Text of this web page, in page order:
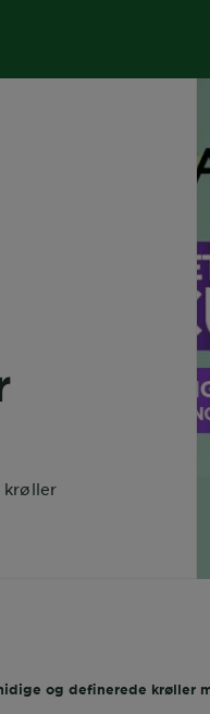
krøller
og definerede krøller